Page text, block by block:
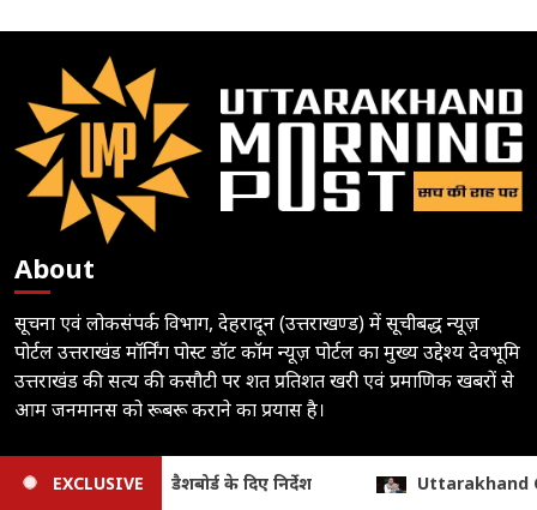
About
सूचना एवं लोकसंपर्क विभाग, देहरादून (उत्तराखण्ड) में सूचीबद्ध न्यूज़
पोर्टल उत्तराखंड मॉर्निंग पोस्ट डॉट कॉम न्यूज़ पोर्टल का मुख्य उद्देश्य देवभूमि
उत्तराखंड की सत्य की कसौटी पर शत प्रतिशत खरी एवं प्रमाणिक खबरों से
आम जनमानस को रूबरू कराने का प्रयास है।
Follow
EXCLUSIVE
Uttarakhand Cabinet Decisions: धामी कैबिनेट के 15 बड़े फैसले, मजदूरी